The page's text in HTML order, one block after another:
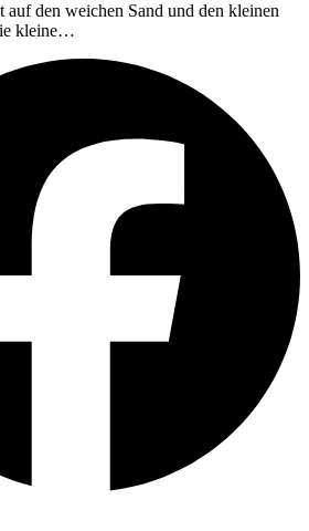
den weichen Sand und den kleinen
kleine…